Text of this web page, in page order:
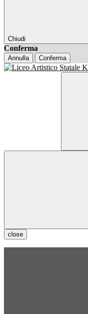
Chiudi
Conferma
Annulla Conferma
close